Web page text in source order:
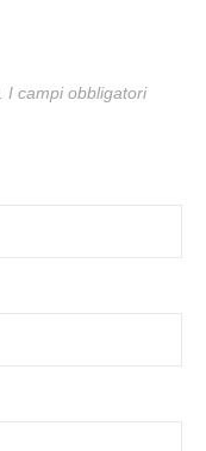
I campi obbligatori